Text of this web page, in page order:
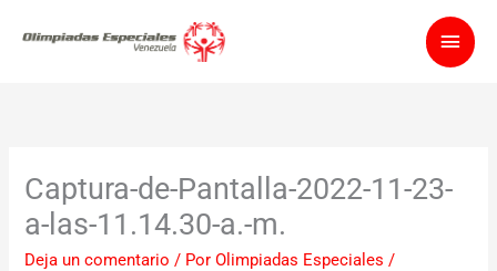
Captura-de-Pantalla-2022-11-23-
a-las-11.14.30-a.-m.
Deja un comentario / PorOlimpiadas Especiales/